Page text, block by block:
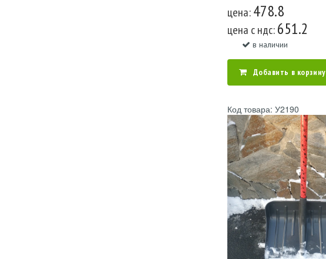
цена:478.8
цена c ндс:651.2
в наличии
Добавить в корзину
Код товара: У2190